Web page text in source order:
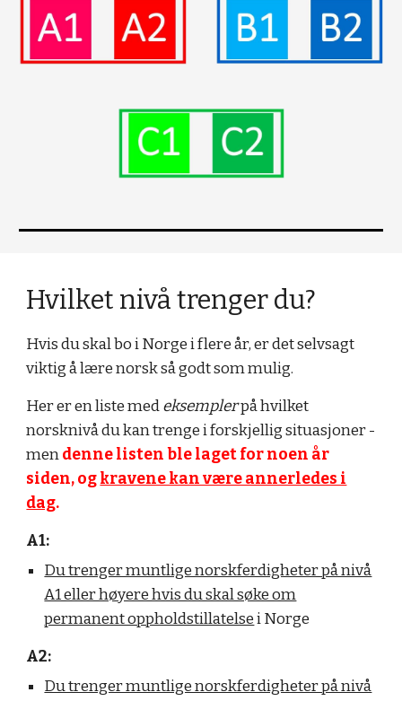
Hvilket nivå trenger du?
Hvis du skal bo i Norge i flere år, er det selvsagt
viktig å lære norsk så godt som mulig.
Her er en liste medeksemplerpå hvilket
norsknivå du kan trenge i forskjellig situasjoner-
mendenne listen ble laget for noen år
siden, ogkravene kan være annerledes i
dag.
A1:
Du trenger muntlige norskferdigheter på nivå
A1 eller høyere hvis du skal søke om
permanent oppholdstillatelsei Norge
A2:
Du trenger muntlige norskferdigheter på nivå